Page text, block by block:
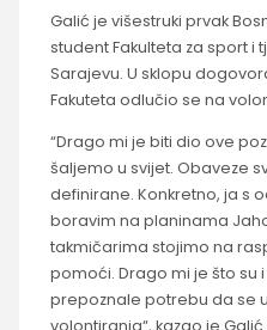
Galić je višestruki prvak
student Fakulteta za sport i
Sarajevu. U sklopu
Fakuteta odlučio se na
“Drago mi je biti dio ove
šaljemo u svijet. Obaveze
definirane. Konkretno, ja s
boravim na planinama
takmičarima stojimo na
pomoći. Drago mi je što su
prepoznale potrebu da se
volontiranja“, kazao je Galić.